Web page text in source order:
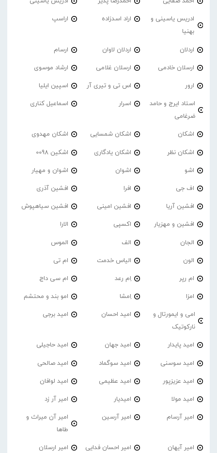
ادریس یاسینی و
بهنیا
اراد اسدزاده اراسپ
اردلان اردلان لاوان ارسام
ارسلان خادمی ارسلان غلامی ارشاد موسوی
ارور اس تی و تیری آر اسپین ایلیا
استاد ایرج و حامد
ضرغامی
اسرار اسماعیل کناری
اشکان اشکان شمسایی اشکان مهدوی
اشکان نظر اشکان یادگاری اشکین 0098
اشو اشوان اشوان و مهیار
اف جی افرا افشین آذری
افشین آریا افشین امینی افشین سیاهپوش
افشین و مهزیار اکسپی الارا
الجان الف الموس
الون الیاس خدمت ام تی
ام رپر اِم رعد ام سی داج
امزا اِمشا امو بند و محتشم
امی و ایمورتال و
نارکوتیک
امید احسان امید برجی
امید پایدار امید جهان امید حاجیلی
امید سوسنی امید سوگماد امید صالحی
امید عزیزپور امید عظیمی امید لوافان
امید مولا امیدیار امیر آر زد
امیر آرسام امیر آرسین
امیر آن میراث و
طاها
امیر آیهان امیر احسان فدایی امیر ارسلان